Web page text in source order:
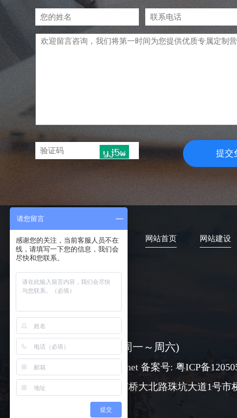
提交
网站首页 网站建设
08:30-18:00 ( 周一～周六)
www@chuangli.net 备案号: 粤ICP备
广州市番禺区市桥大北路珠坑大道1号市
请您留言
感谢您的关注，当前客服人员不在
线，请填写一下您的信息，我们会
尽快和您联系。
提交